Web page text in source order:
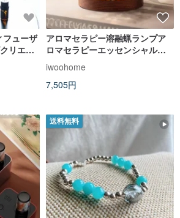
ューザ
リエイ
スタレ
ックバ
アロマセラピー溶融蝋ランプア
ロマセラピーエッセンシャルオ
イルキャンドルスタンドホーム
フレグランスエイズ睡眠白檀茶
アロマセラピー炉の装飾
iwoohome
7,505円
送料無料